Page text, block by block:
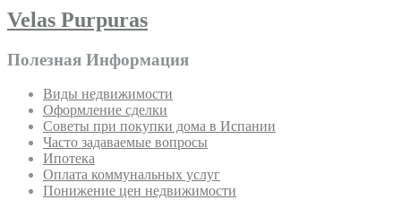
Velas Purpuras
Полезная Информация
Виды недвижимости
Оформление сделки
Советы при покупки дома в Испании
Часто задаваемые вопросы
Ипотека
Оплата коммунальных услуг
Понижение цен недвижимости